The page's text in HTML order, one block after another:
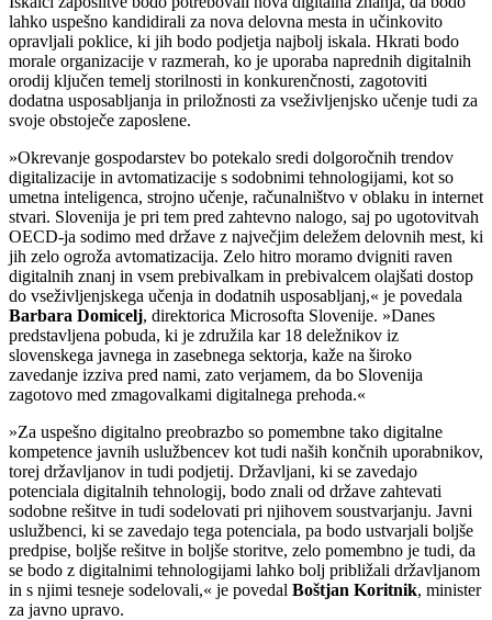
lahko uspešno kandidirali za nova delovna mesta in učinkovito
opravljali poklice, ki jih bodo podjetja najbolj iskala. Hkrati bodo
morale organizacije v razmerah, ko je uporaba naprednih digitalnih
orodij ključen temelj storilnosti in konkurenčnosti, zagotoviti
dodatna usposabljanja in priložnosti za vseživljenjsko učenje tudi za
svoje obstoječe zaposlene.
»Okrevanje gospodarstev bo potekalo sredi dolgoročnih trendov
digitalizacije in avtomatizacije s sodobnimi tehnologijami, kot so
umetna inteligenca, strojno učenje, računalništvo v oblaku in internet
stvari. Slovenija je pri tem pred zahtevno nalogo, saj po ugotovitvah
OECD-ja sodimo med države z največjim deležem delovnih mest, ki
jih zelo ogroža avtomatizacija. Zelo hitro moramo dvigniti raven
digitalnih znanj in vsem prebivalkam in prebivalcem olajšati dostop
do vseživljenjskega učenja in dodatnih usposabljanj,« je povedala
Barbara Domicelj, direktorica Microsofta Slovenije. »Danes
predstavljena pobuda, ki je združila kar 18 deležnikov iz
slovenskega javnega in zasebnega sektorja, kaže na široko
zavedanje izziva pred nami, zato verjamem, da bo Slovenija
zagotovo med zmagovalkami digitalnega prehoda.«
»Za uspešno digitalno preobrazbo so pomembne tako digitalne
kompetence javnih uslužbencev kot tudi naših končnih uporabnikov,
torej državljanov in tudi podjetij. Državljani, ki se zavedajo
potenciala digitalnih tehnologij, bodo znali od države zahtevati
sodobne rešitve in tudi sodelovati pri njihovem soustvarjanju. Javni
uslužbenci, ki se zavedajo tega potenciala, pa bodo ustvarjali boljše
predpise, boljše rešitve in boljše storitve, zelo pomembno je tudi, da
se bodo z digitalnimi tehnologijami lahko bolj približali državljanom
in s njimi tesneje sodelovali,« je povedal Boštjan Koritnik, minister
za javno upravo.